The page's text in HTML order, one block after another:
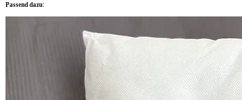
Passend dazu: